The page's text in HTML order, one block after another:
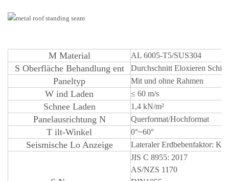
M Material AL 6005-T5/SUS304
S Oberfläche Behandlung ent Durchschnitt Eloxieren
Paneltyp Mit und ohne Rahmen
W ind Laden ≤ 60 m/s
Schnee Laden 1,4 kN/m²
Panelausrichtung N Querformat/Hochformat
T ilt-Winkel 0°~60°
Seismische Lo Anzeige Lateraler Erdbebenfaktor:
JIS C 8955: 2017
AS/NZS 1170